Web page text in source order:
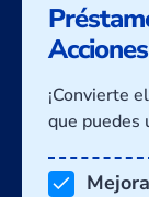
Acciones
¡Convierte
que puedes